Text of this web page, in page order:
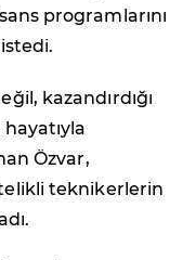
programlarını
kazandırdığı
Özvar,
teknikerlerin